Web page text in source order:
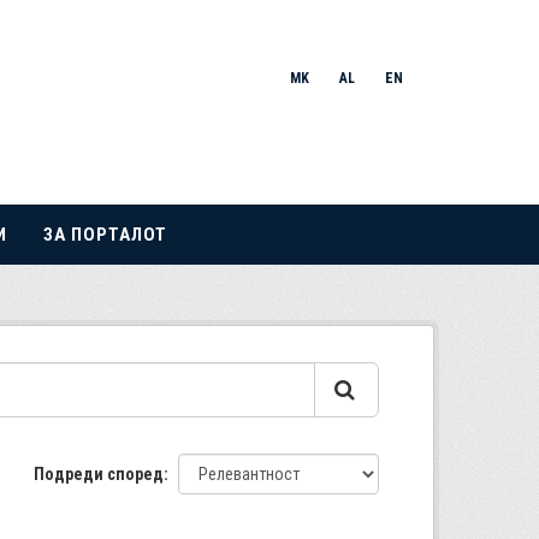
MK AL EN
ЗА ПОРТАЛОТ
Подреди според